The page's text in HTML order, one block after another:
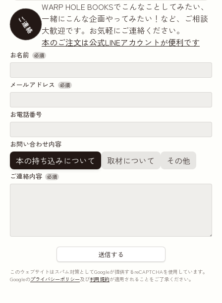
ご連絡
WARP HOLE BOOKSでこんなことしてみたい、
一緒にこんな企画やってみたい！など、ご相談
大歓迎です。お気軽にご連絡ください。
本のご注文は公式LINEアカウントが便利です
お名前 必須
メールアドレス 必須
お電話番号
お問い合わせ内容
本の持ち込みについて 取材について その他
ご連絡内容 必須
このウェブサイトはスパム対策としてGoogleが提供するreCAPTCHAを使用しています。
Googleのプライバシーポリシー及び利用規約が適用されることをご了承ください。